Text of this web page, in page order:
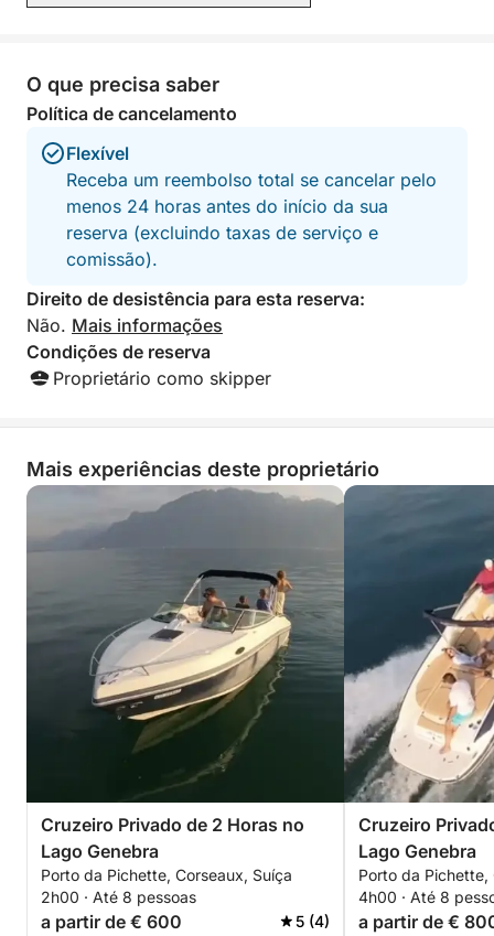
paisagens.
O que precisa saber
Política de cancelamento
Flexível
Receba um reembolso total se cancelar pelo
menos 24 horas antes do início da sua
reserva (excluindo taxas de serviço e
comissão).
Direito de desistência para esta reserva:
Não. Mais informações
Condições de reserva
Proprietário como skipper
Mais experiências deste proprietário
Cruzeiro Privado de 2 Horas no
Lago Genebra
Porto da Pichette, Corseaux, Suíça
2h00 · Até 8 pessoas
a partir de € 600 5 (4)
Cruzeiro
Lago Genebra
Porto da Pichette,
4h00 · Até 8
a partir de €